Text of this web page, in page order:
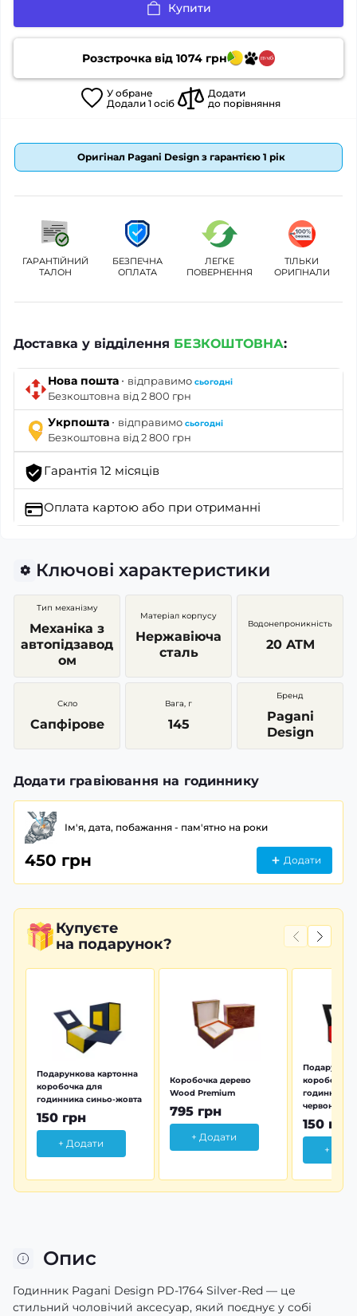
Купити
Розстрочка від 1074 грн
У обране
Додали 1 осіб
Додати
до порівняння
Оригінал Pagani Design з гарантією 1 рік
ГАРАНТІЙНИЙ
ТАЛОН
БЕЗПЕЧНА
ОПЛАТА
ЛЕГКЕ
ПОВЕРНЕННЯ
ТІЛЬКИ
ОРИГІНАЛИ
Доставка у відділення БЕЗКОШТОВНА:
Нова пошта · відправимо сьогодні
Безкоштовна від 2 800 грн
Укрпошта · відправимо сьогодні
Безкоштовна від 2 800 грн
Гарантія 12 місяців
Оплата картою або при отриманні
Ключові характеристики
Тип механізму
Механіка з
автопідзавод
ом
Матеріал корпусу
Нержавіюча
сталь
Водонепроникність
20 ATM
Скло
Сапфірове
Вага, г
145
Бренд
Pagani
Design
Додати гравіювання на годиннику
Ім'я, дата, побажання - пам'ятно на роки
450 грн Додати
Купуєте
на подарунок?
Подарункова картонна
коробочка для
годинника синьо-жовта
150 грн
+ Додати
Коробочка дерево
Wood Premium
795 грн
+ Додати
коробочка
годинника
червона
150 грн
+
Опис
Годинник Pagani Design PD-1764 Silver-Red — це
стильний чоловічий аксесуар, який поєднує у собі